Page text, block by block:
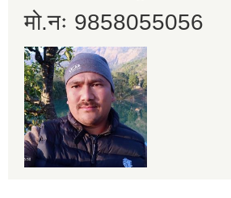
मो.नः 9858055056